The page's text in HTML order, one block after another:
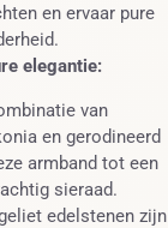
en ervaar pure
elegantie:
van
en gerodineerd
armband tot een
sieraad.
edelstenen zijn